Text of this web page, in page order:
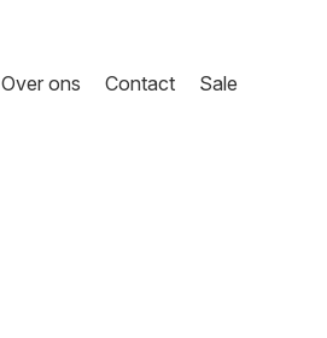
Over ons Contact Sale